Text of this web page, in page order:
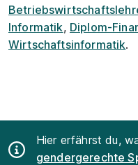
Informatik, Diplom-
Wirtschaftsinformatik.
Hier erfährst du,
gendergerechte